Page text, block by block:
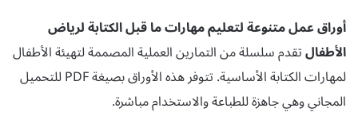
أوراق عمل متنوعة لتعليم مهارات ما قبل الكتابة لرياض
الأطفالتقدم سلسلة من التمارين العملية المصممة لتهيئة الأطفال
لمهارات الكتابة الأساسية. تتوفر هذه الأوراق بصيغة PDF للتحميل
المجاني وهي جاهزة للطباعة والاستخدام مباشرة.